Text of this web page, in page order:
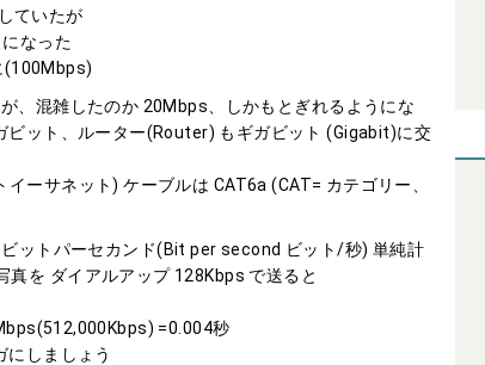
ていたが
なった
(100Mbps)
、混雑したのか 20Mbps、しかもとぎれるようにな
ット、ルーター(Router) もギガビット (Gigabit)に交
ーサネット) ケーブルは CAT6a (CAT= カテゴリー、
ットパーセカンド(Bit per second ビット/秒) 単純計
を ダイアルアップ 128Kbps で送ると
=0.004秒
にしましょう